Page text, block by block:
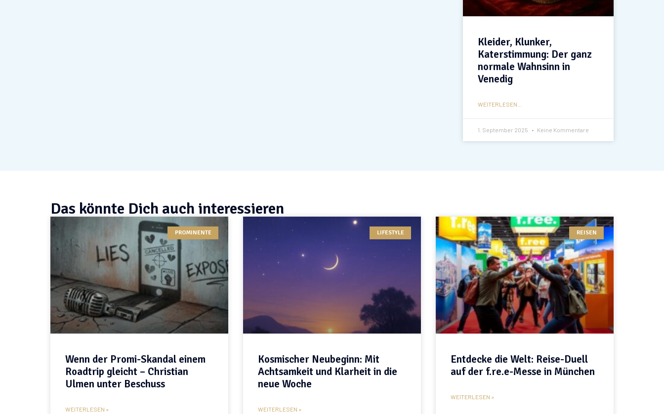
Kleider, Klunker,
Katerstimmung: Der ganz
normale Wahnsinn in
Venedig
WEITERLESEN...
1. September 2025 Keine Kommentare
Das könnte Dich auch interessieren
PROMINENTE
Wenn der Promi-Skandal einem
Roadtrip gleicht – Christian
Ulmen unter Beschuss
WEITERLESEN »
LIFESTYLE
Kosmischer Neubeginn: Mit
Achtsamkeit und Klarheit in die
neue Woche
WEITERLESEN »
REISEN
Entdecke die Welt: Reise-Duell
auf der f.re.e-Messe in München
WEITERLESEN »